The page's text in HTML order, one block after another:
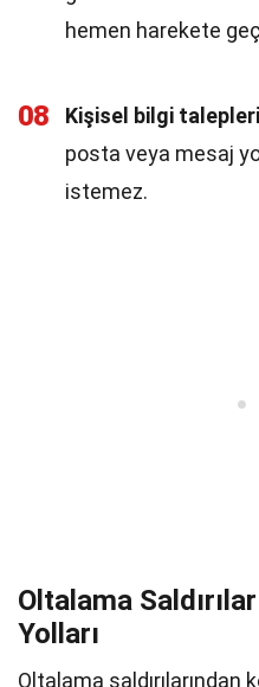
hemen harekete
08 Kişisel bilgi
posta veya mesaj
istemez.
Oltalama
Yolları
Oltalama saldırılarından